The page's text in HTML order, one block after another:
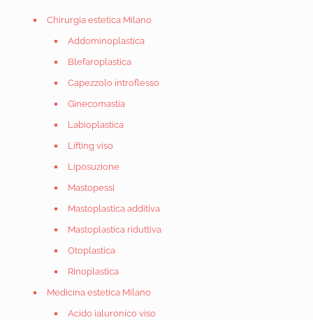
Chirurgia estetica Milano
Addominoplastica
Blefaroplastica
Capezzolo introflesso
Ginecomastia
Labioplastica
Lifting viso
Liposuzione
Mastopessi
Mastoplastica additiva
Mastoplastica riduttiva
Otoplastica
Rinoplastica
Medicina estetica Milano
Acido ialuronico viso